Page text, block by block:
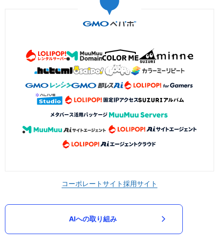
コーポレートサイト採用サイト
AIへの取り組み